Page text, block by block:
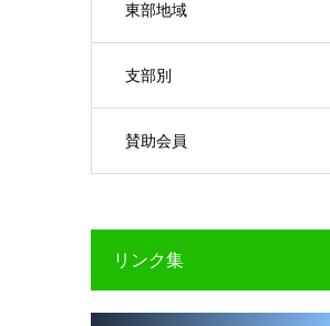
東部地域
支部別
賛助会員
リンク集